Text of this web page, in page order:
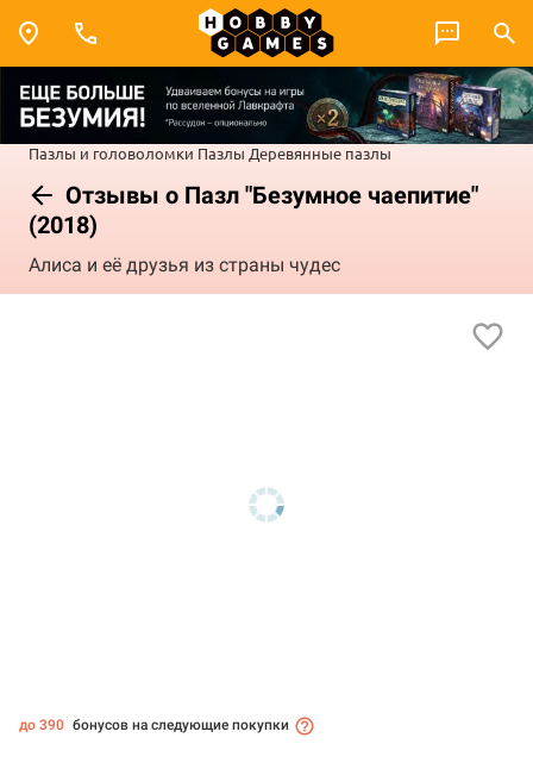
Пазлы и головоломки Пазлы Деревянные пазлы
Отзывы о Пазл "Безумное чаепитие"
(2018)
Алиса и её друзья из страны чудес
до 390 бонусов на следующие покупки